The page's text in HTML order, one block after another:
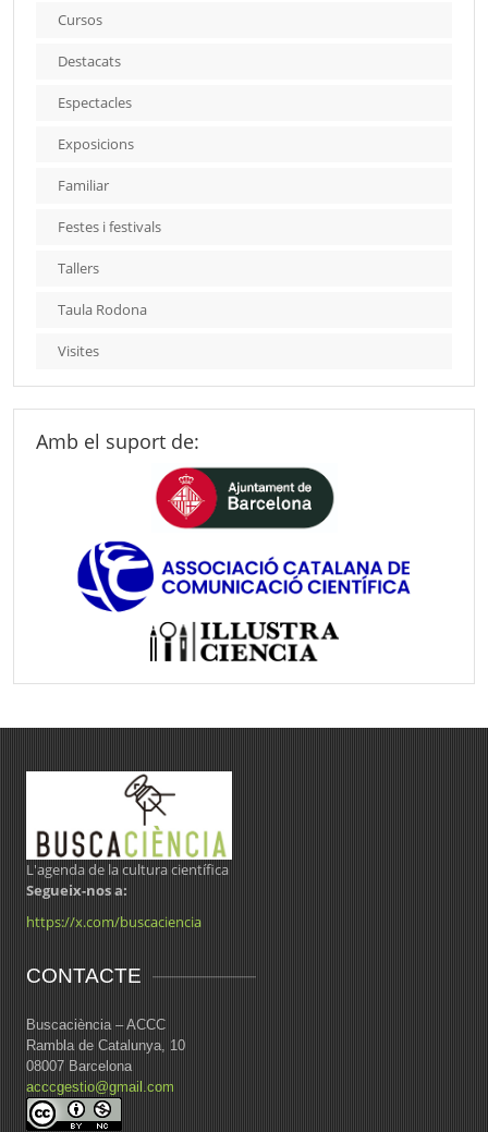
Cursos
Destacats
Espectacles
Exposicions
Familiar
Festes i festivals
Tallers
Taula Rodona
Visites
Amb el suport de:
L'agenda de la cultura científica
Segueix-nos a:
https://x.com/buscaciencia
CONTACTE
Buscaciència – ACCC
Rambla de Catalunya, 10
08007 Barcelona
acccgestio@gmail.com